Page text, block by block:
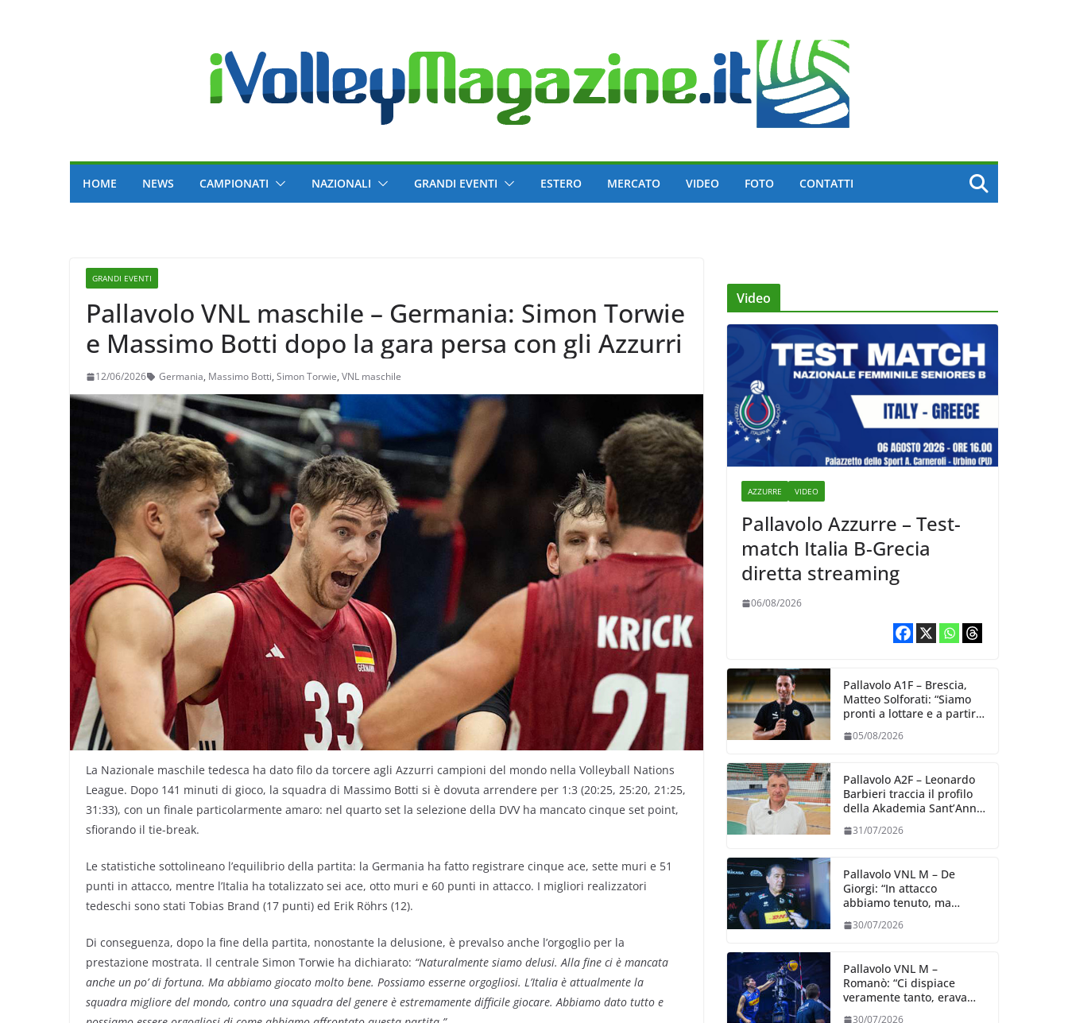
HOME NEWS CAMPIONATI NAZIONALI GRANDI EVENTI ESTERO MERCATO VIDEO FOTO CONTATTI
GRANDI EVENTI
Pallavolo VNL maschile – Germania: Simon Torwie
e Massimo Botti dopo la gara persa con gli Azzurri
12/06/2026 Germania, Massimo Botti, Simon Torwie, VNL maschile
La Nazionale maschile tedesca ha dato filo da torcere agli Azzurri campioni del mondo nella Volleyball Nations
League. Dopo 141 minuti di gioco, la squadra di Massimo Botti si è dovuta arrendere per 1:3 (20:25, 25:20, 21:25,
31:33), con un finale particolarmente amaro: nel quarto set la selezione della DVV ha mancato cinque set point,
sfiorando il tie-break.
Le statistiche sottolineano l’equilibrio della partita: la Germania ha fatto registrare cinque ace, sette muri e 51
punti in attacco, mentre l’Italia ha totalizzato sei ace, otto muri e 60 punti in attacco. I migliori realizzatori
tedeschi sono stati Tobias Brand (17 punti) ed Erik Röhrs (12).
Di conseguenza, dopo la fine della partita, nonostante la delusione, è prevalso anche l’orgoglio per la
prestazione mostrata. Il centrale Simon Torwie ha dichiarato: “Naturalmente siamo delusi. Alla fine ci è mancata
anche un po’ di fortuna. Ma abbiamo giocato molto bene. Possiamo esserne orgogliosi. L’Italia è attualmente la
squadra migliore del mondo, contro una squadra del genere è estremamente difficile giocare. Abbiamo dato tutto e
Video
AZZURRE VIDEO
Pallavolo Azzurre – Test-
match Italia B-Grecia
diretta streaming
06/08/2026
Pallavolo A1F – Brescia,
Matteo Solforati: “Siamo
pronti a lottare e a partire
giorno”
05/08/2026
Pallavolo A2F – Leonardo
Barbieri traccia il profilo
della Akademia Sant’Anna
31/07/2026
Pallavolo VNL M – De
Giorgi: “In attacco
abbiamo tenuto, ma
dalla prestazione in
30/07/2026
Pallavolo VNL M –
Romanò: “Ci dispiace
veramente tanto, eravamo
30/07/2026